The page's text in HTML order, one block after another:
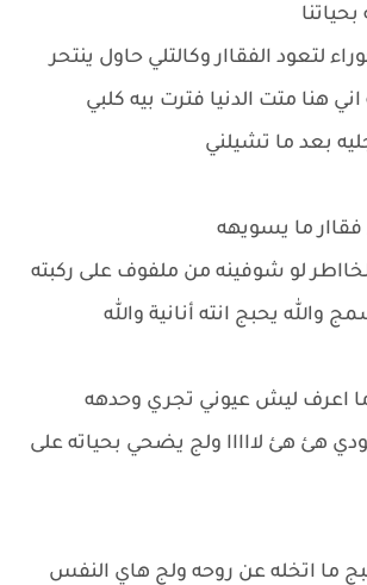
لتعود الفقاار وكالتلي حاول ينتحر
هنا متت الدنيا فترت بيه كلبي
بعد ما تشيلني
ما يسويهه
لو شوفينه من ملفوف على ركبته
والله يحبج انته أنانية والله
اعرف ليش عيوني تجري وحدهه
هئ هئ لااااا ولج يضحي بحياته على
ما اتخله عن روحه ولج هاي النفس